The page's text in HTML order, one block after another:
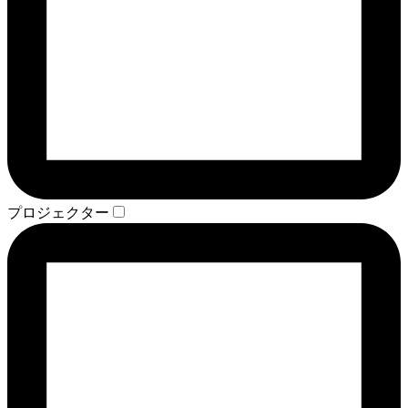
プロジェクター